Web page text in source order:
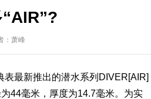
：萧峰
表最新推出的潜水系列DIVER[AIR]
44毫米，厚度为14.7毫米。为实